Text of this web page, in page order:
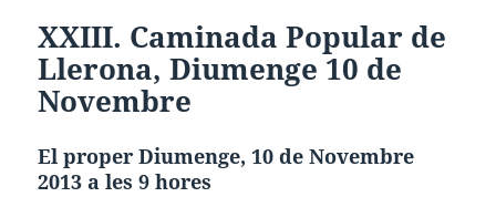
XXIII. Caminada Popular de
Llerona, Diumenge 10 de
Novembre
El proper Diumenge, 10 de Novembre
2013 a les 9 hores